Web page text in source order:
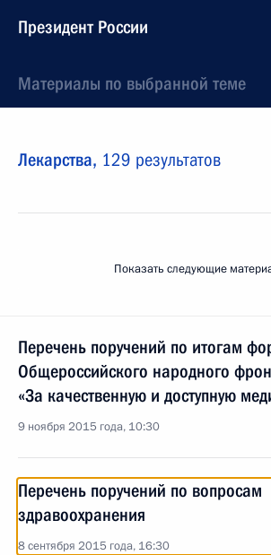
Президент России
Материалы по выбранной теме
Лекарства, 129 результатов
Показать следующие
Перечень поручений по итогам
Общероссийского народного
«За качественную и доступную
9 ноября 2015 года, 10:30
Перечень поручений по вопросам
здравоохранения
8 сентября 2015 года, 16:30